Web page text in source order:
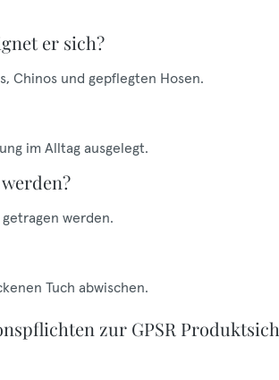
er sich?
Chinos und gepflegten Hosen.
im Alltag ausgelegt.
werden.
Tuch abwischen.
zur GPSR